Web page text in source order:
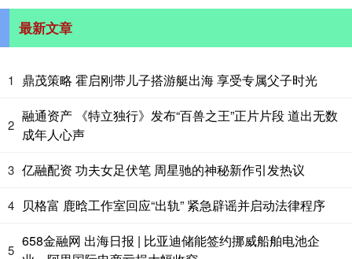
最新文章
1 鼎茂策略 霍启刚带儿子搭游艇出海 享受专属父子时光
2
融通资产 《特立独行》发布“百兽之王”正片片段 道出无数
成年人心声
3 亿融配资 功夫女足伏笔 周星驰的神秘新作引发热议
4 贝格富 鹿晗工作室回应“出轨” 紧急辟谣并启动法律程序
5
658金融网 出海日报 | 比亚迪储能签约挪威船舶电池企